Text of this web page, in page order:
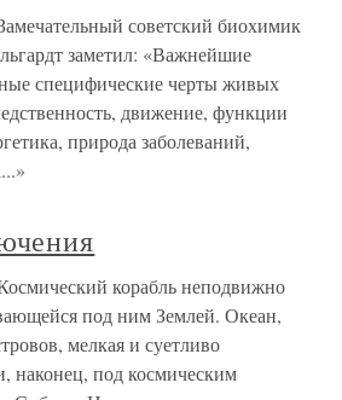
советский биохимик
заметил: «Важнейшие
специфические черты живых
движение, функции
природа заболеваний,
корабль неподвижно
под ним Землей. Океан,
мелкая и суетливо
наконец, под космическим